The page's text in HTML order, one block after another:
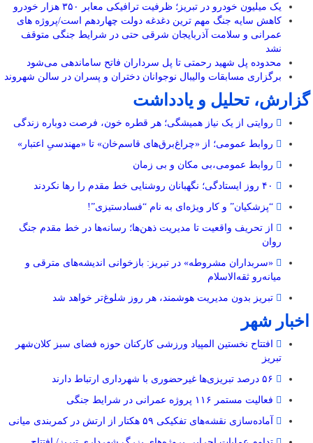
یک میلیون خودرو در تبریز؛ ظرفیت ترافیکی معابر ۳۵۰ هزار خودرو
کاهش سایه جنگ مهم ‌ترین دغدغه دولت چهاردهم است/پروژه ‌های
عمرانی و سلامت آذربایجان شرقی حتی در شرایط جنگی متوقف
نشد
محدوده پل شهید رحمتی تا پل سرداران فاتح ساماندهی می‌شود
برگزاری مسابقات والیبال نوجوانان دختران و پسران در سالن شهروند
گزارش، تحلیل و یادداشت
روایتی از یک نیاز همیشگی؛ هر قطره خون، فرصت دوباره زندگی
روابط عمومی؛ از «چراغ‌برق‌های قاسم‌خان» تا «مهندسیِ اعتبار»
روابط عمومی،بی مکان و بی زمان
“پزشکیان” و کار ویژه‌ای به نام “فسادستیزی”!
از تحریف واقعیت تا مدیریت ذهن‌ها؛ رسانه‌ها در خط مقدم جنگ
روان
«سربداران مشروطه» در تبریز: بازخوانی اندیشه‌های مترقی و
میانه‌رو ثقه‌الاسلام
تبریز بدون مدیریت هوشمند، هر روز شلوغ‌تر خواهد شد
اخبار شهر
افتتاح نخستین المپیاد ورزشی کارکنان حوزه فضای سبز کلان‌شهر
تبریز
فعالیت مستمر ۱۱۶ پروژه عمرانی در شرایط جنگی
آماده‌سازی نقشه‌های تفکیکی ۵۹ هکتار از ارتش در کمربندی میانی